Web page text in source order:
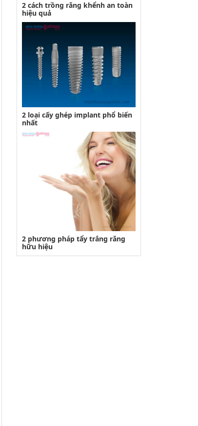
2 cách trồng răng khểnh an toàn
hiệu quả
2 loại cấy ghép implant phổ biến
nhất
2 phương pháp tẩy trắng răng
hữu hiệu